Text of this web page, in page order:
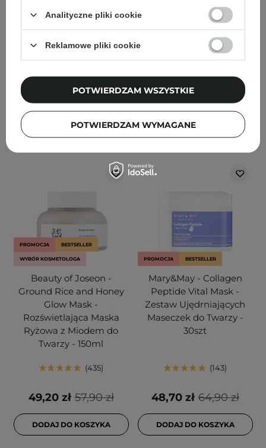
Krem do Twarzy z
Cholesterolem - 80ml
149,00 zł
DODAJ DO KOSZYKA
Cleansing Foam -
Pianka do Twarzy - 150ml
52,20 zł
DODAJ DO KOSZYKA
PROMOCJA BESTSELLER
WYBÓR KOSMETOLOGA
Beauty of Joseon -
Ground Rice and Honey
Glow Mask -
Rozświetlająca Maska
Ryżowa z Miodem do
Twarzy - 150ml
435
57,90 zł
49,20 zł
DODAJ DO KOSZYKA
PROMOCJA BESTSELLER
Mary&May - Collagen
Peptide Vital Mask -
Zestaw Ujędrniających
Maseczek do Twarzy -
30szt
143
64,90 zł
48,70 zł
DODAJ DO KOSZYKA
Analityczne pliki cookie
Reklamowe pliki cookie
POTWIERDZAM WYMAGANE
POTWIERDZAM WSZYSTKIE